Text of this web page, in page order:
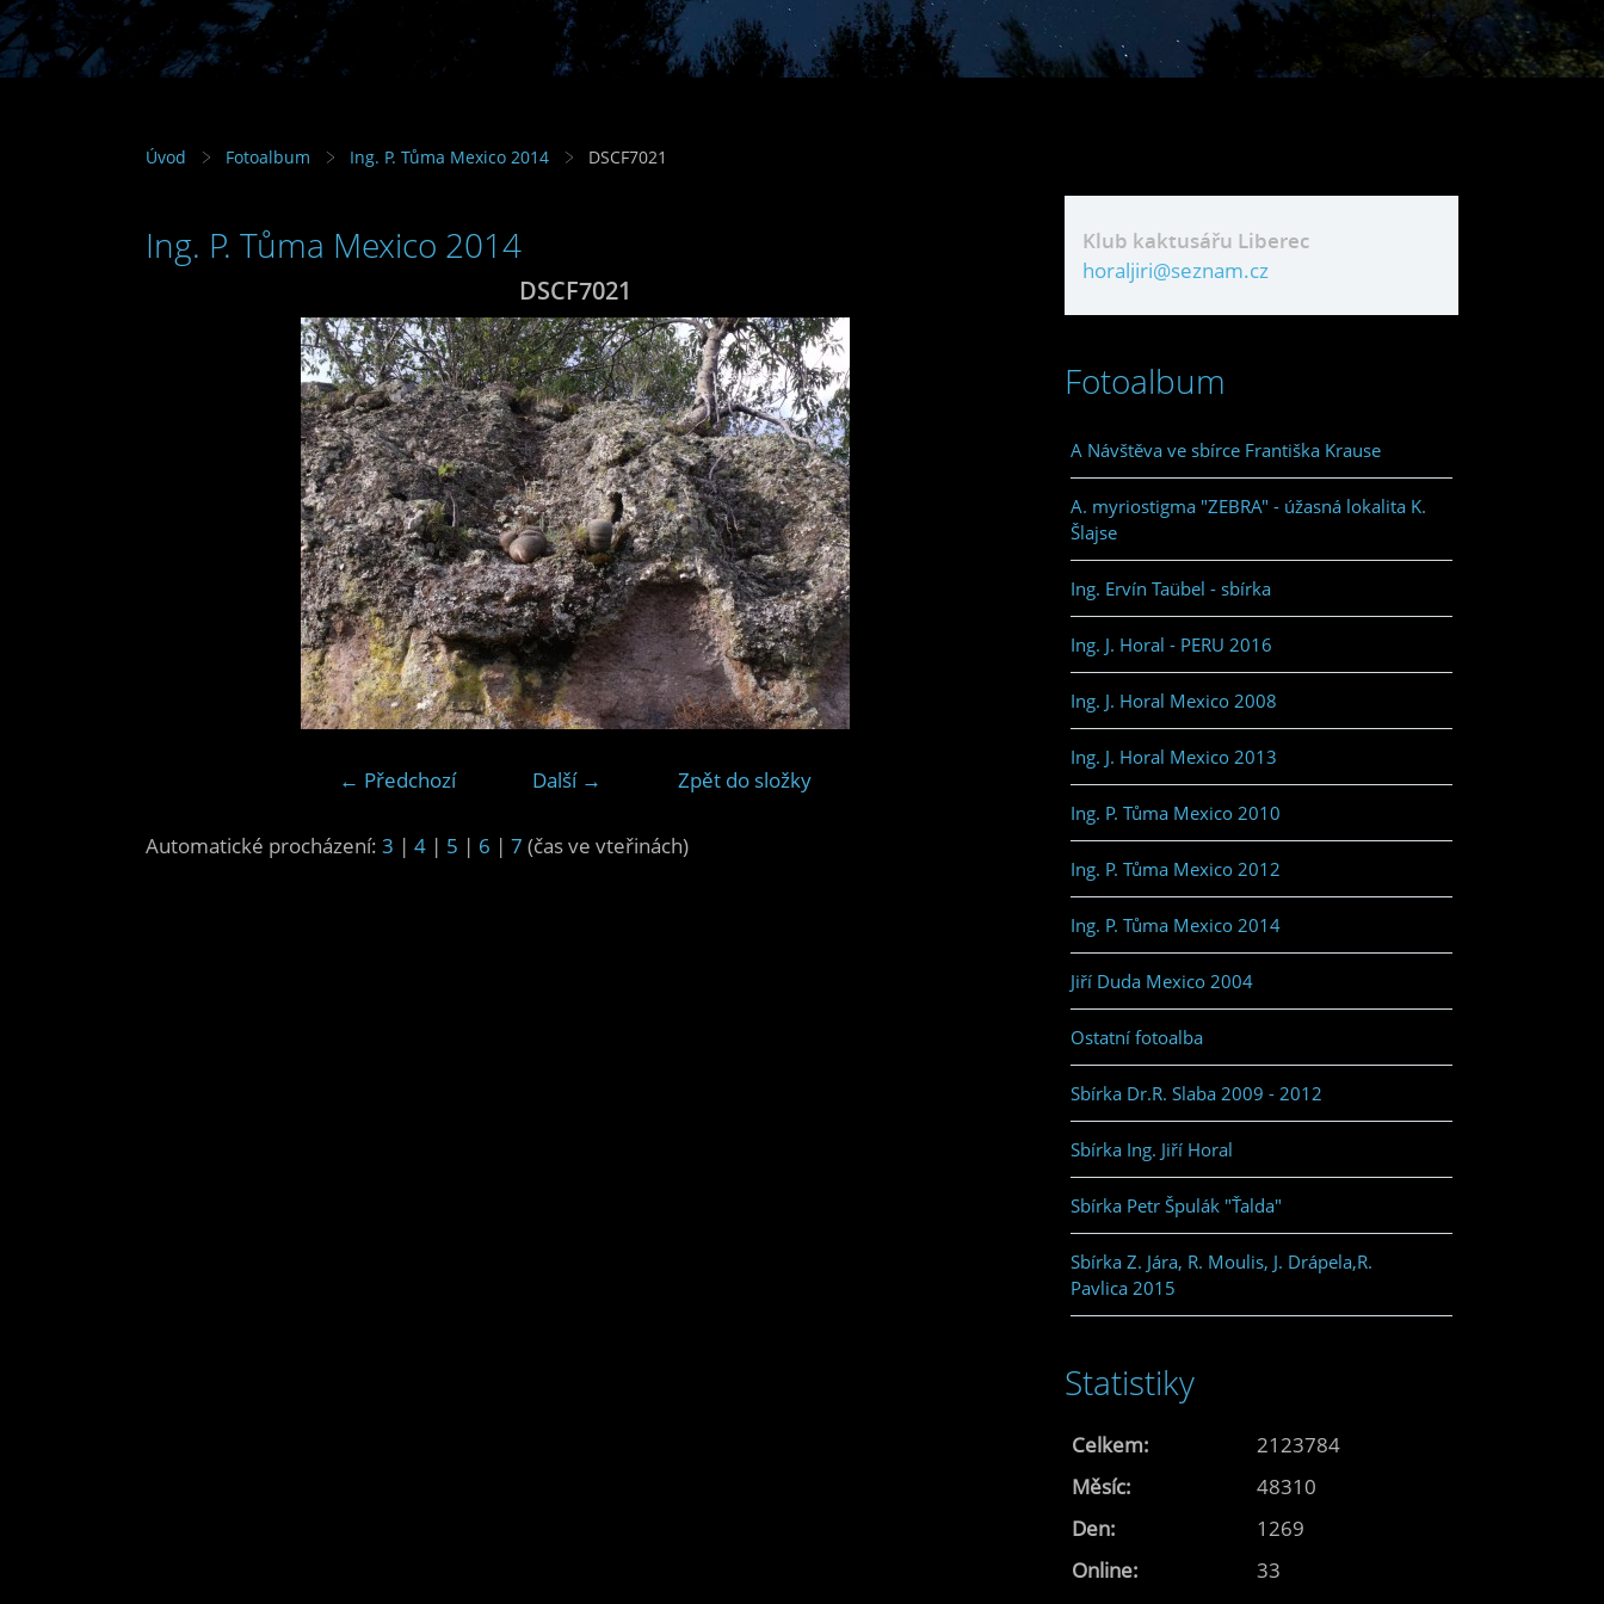
Úvod Fotoalbum Ing. P. Tůma Mexico 2014 DSCF7021
Ing. P. Tůma Mexico 2014
DSCF7021
← Předchozí Další → Zpět do složky
Automatické procházení: 3 | 4 | 5 | 6 | 7 (čas ve vteřinách)
Klub kaktusářu Liberec
horaljiri@seznam.cz
Fotoalbum
A Návštěva ve sbírce Františka Krause
A. myriostigma "ZEBRA" - úžasná lokalita K.
Šlajse
Ing. Ervín Taübel - sbírka
Ing. J. Horal - PERU 2016
Ing. J. Horal Mexico 2008
Ing. J. Horal Mexico 2013
Ing. P. Tůma Mexico 2010
Ing. P. Tůma Mexico 2012
Ing. P. Tůma Mexico 2014
Jiří Duda Mexico 2004
Ostatní fotoalba
Sbírka Dr.R. Slaba 2009 - 2012
Sbírka Ing. Jiří Horal
Sbírka Petr Špulák "Ťalda"
Sbírka Z. Jára, R. Moulis, J. Drápela,R.
Pavlica 2015
Statistiky
Online: 33
Celkem:
2123784
Měsíc:
48310
Den:
1269